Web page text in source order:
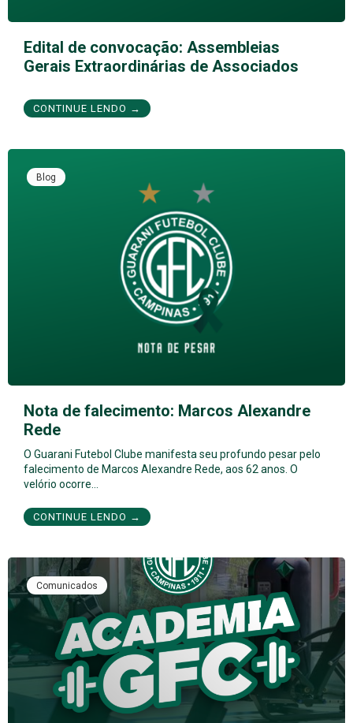
Edital de convocação: Assembleias
Gerais Extraordinárias de Associados
CONTINUE LENDO →
Blog
Nota de falecimento: Marcos Alexandre
Rede
O Guarani Futebol Clube manifesta seu profundo pesar pelo
falecimento de Marcos Alexandre Rede, aos 62 anos. O
velório ocorre…
CONTINUE LENDO →
Comunicados